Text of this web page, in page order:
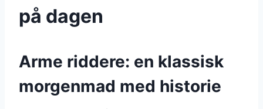
på dagen
Arme riddere: en klassisk
morgenmad med historie